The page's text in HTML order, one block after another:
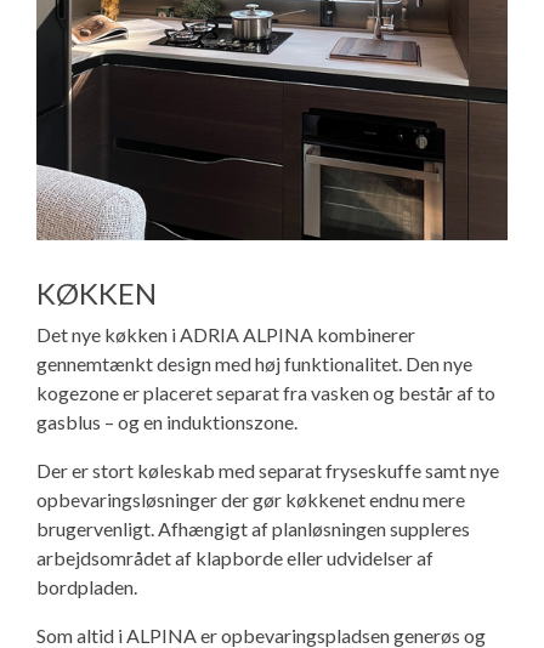
KØKKEN
Det nye køkken i ADRIA ALPINA kombinerer
gennemtænkt design med høj funktionalitet. Den nye
kogezone er placeret separat fra vasken og består af to
gasblus – og en induktionszone.
Der er stort køleskab med separat fryseskuffe samt nye
opbevaringsløsninger der gør køkkenet endnu mere
brugervenligt. Afhængigt af planløsningen suppleres
arbejdsområdet af klapborde eller udvidelser af
bordpladen.
Som altid i ALPINA er opbevaringspladsen generøs og